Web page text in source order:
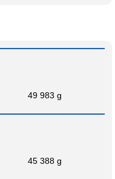
49 983 g
45 388 g